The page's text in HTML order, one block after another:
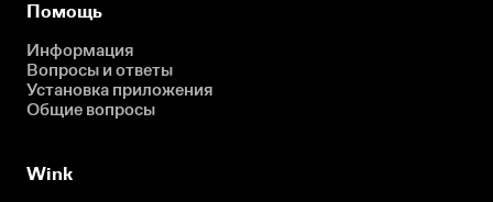
Помощь
Информация
Вопросы и ответы
Установка приложения
Общие вопросы
Wink